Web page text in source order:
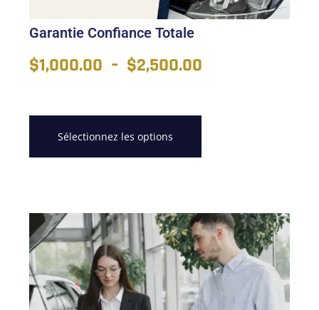
Garantie Confiance Totale
$1,000.00 – $2,500.00
Sélectionnez les options